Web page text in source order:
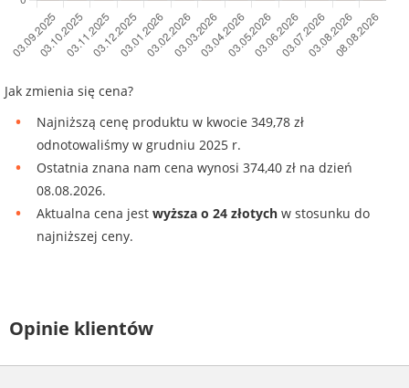
Jak zmienia się cena?
Najniższą cenę produktu w kwocie 349,78 zł
odnotowaliśmy w grudniu 2025 r.
Ostatnia znana nam cena wynosi 374,40 zł na dzień
08.08.2026.
Aktualna cena jest wyższa o 24 złotych w stosunku do
najniższej ceny.
Opinie klientów